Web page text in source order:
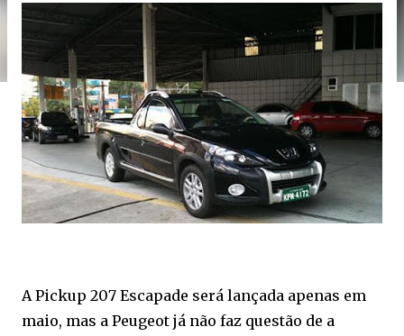
A Pickup 207 Escapade será lançada apenas em
maio, mas a Peugeot já não faz questão de a